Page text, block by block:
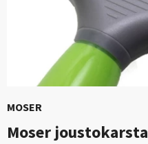
MOSER
Moser joustokarsta